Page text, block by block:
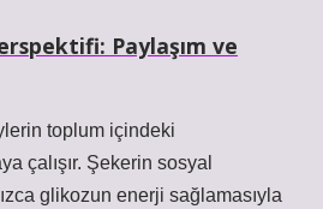
Paylaşım ve
toplum içindeki
çalışır. Şekerin sosyal
glikozun enerji sağlamasıyla